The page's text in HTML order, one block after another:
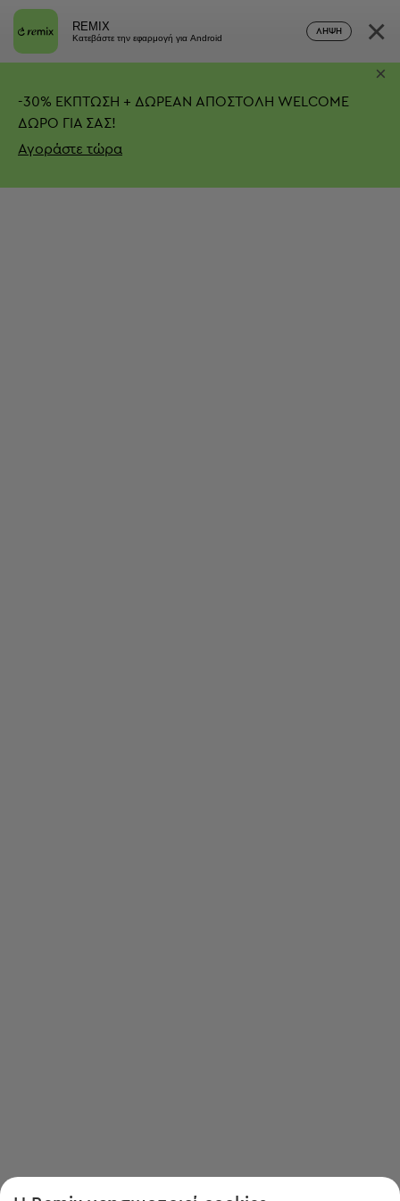
REMIX
Κατεβάστε την εφαρμογή για Android
ΛΉΨΗ ×
-30% ΕΚΠΤΩΣΗ + ΔΩΡΕΑΝ ΑΠΟΣΤΟΛΗ WELCOME
ΔΩΡΟ ΓΙΑ ΣΑΣ!
Αγοράστε τώρα
×